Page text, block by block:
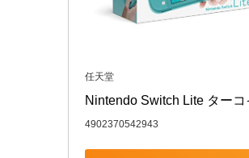
任天堂
Nintendo Switch Lite ターコ
4902370542943